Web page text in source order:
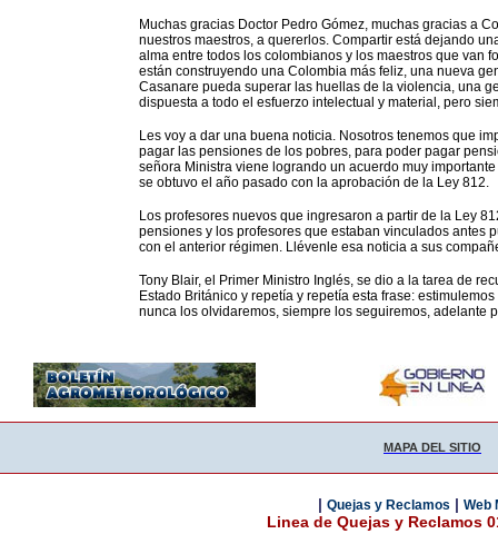
Muchas gracias Doctor Pedro Gómez, muchas gracias a
nuestros maestros, a quererlos. Compartir está dejando
alma entre todos los colombianos y los maestros que van
están construyendo una Colombia más feliz, una nueva
Casanare pueda superar las huellas de la violencia, una
dispuesta a todo el esfuerzo intelectual y material, pero
Les voy a dar una buena noticia. Nosotros tenemos que
pagar las pensiones de los pobres, para poder pagar
señora Ministra viene logrando un acuerdo muy
se obtuvo el año pasado con la aprobación de la Ley 812.
Los profesores nuevos que ingresaron a partir de la Ley
pensiones y los profesores que estaban vinculados
con el anterior régimen. Llévenle esa noticia a sus
Tony Blair, el Primer Ministro Inglés, se dio a la tarea de
Estado Británico y repetía y repetía esta frase:
nunca los olvidaremos, siempre los seguiremos, adelante
MAPA DEL SITIO
| Quejas y Reclamos | Web
Linea de Quejas y Reclamos